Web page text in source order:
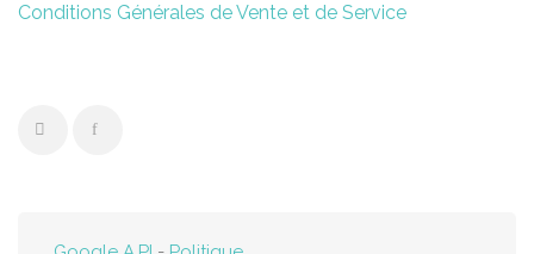
Conditions Générales de Vente et de Service